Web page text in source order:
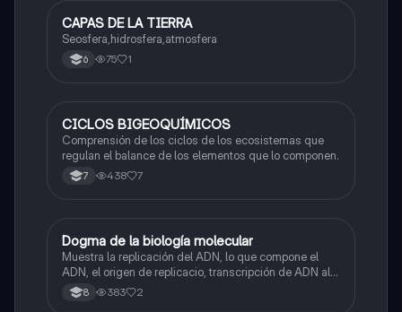
Biologia
CAPAS DE LA TIERRA
Seosfera,hidrosfera,atmosfera
6 75 1
Biologia
CICLOS BIGEOQUÍMICOS
Comprensión de los ciclos de los ecosistemas que
regulan el balance de los elementos que lo componen.
7 438 7
Biologia
Dogma de la biología molecular
Muestra la replicación del ADN, lo que compone el
ADN, el origen de replicacio, transcripción de ADN al
ARN y traducción de ARN a proteína.
8 383 2